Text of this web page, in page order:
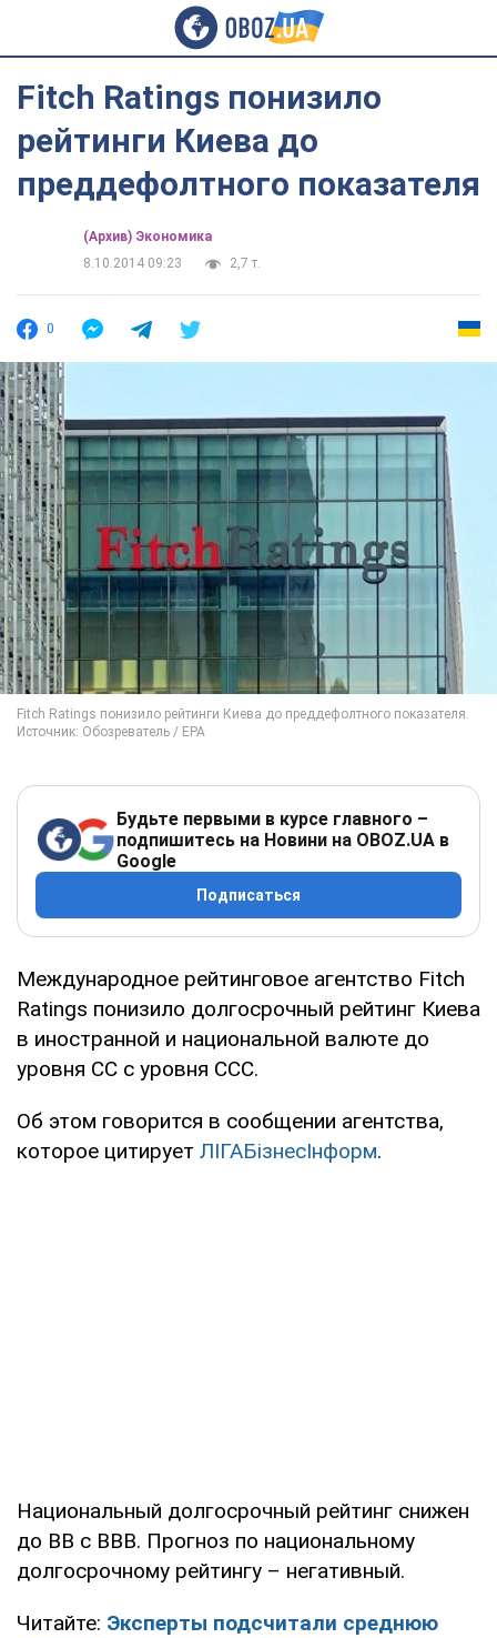
Fitch Ratings понизило
рейтинги Киева до
преддефолтного показателя
(Архив) Экономика
8.10.2014 09:23
2,7 т.
0
Будьте первыми в курсе главного –
подпишитесь на Новини на OBOZ.UA в
Google
Подписаться
Международное рейтинговое агентство Fitch
Ratings понизило долгосрочный рейтинг Киева
в иностранной и национальной валюте до
уровня CC с уровня CCC.
Об этом говорится в сообщении агентства,
которое цитирует ЛIГАБiзнесIнформ.
Национальный долгосрочный рейтинг снижен
до ВВ с BBB. Прогноз по национальному
долгосрочному рейтингу – негативный.
Читайте: Эксперты подсчитали среднюю